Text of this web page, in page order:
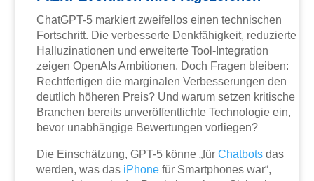
ChatGPT-5 markiert zweifellos einen technischen
Fortschritt. Die verbesserte Denkfähigkeit, reduzierte
Halluzinationen und erweiterte Tool-Integration
zeigen OpenAIs Ambitionen. Doch Fragen bleiben:
Rechtfertigen die marginalen Verbesserungen den
deutlich höheren Preis? Und warum setzen kritische
Branchen bereits unveröffentlichte Technologie ein,
bevor unabhängige Bewertungen vorliegen?
Die Einschätzung, GPT-5 könne „fürChatbots das
werden, was das iPhone für Smartphones war“,